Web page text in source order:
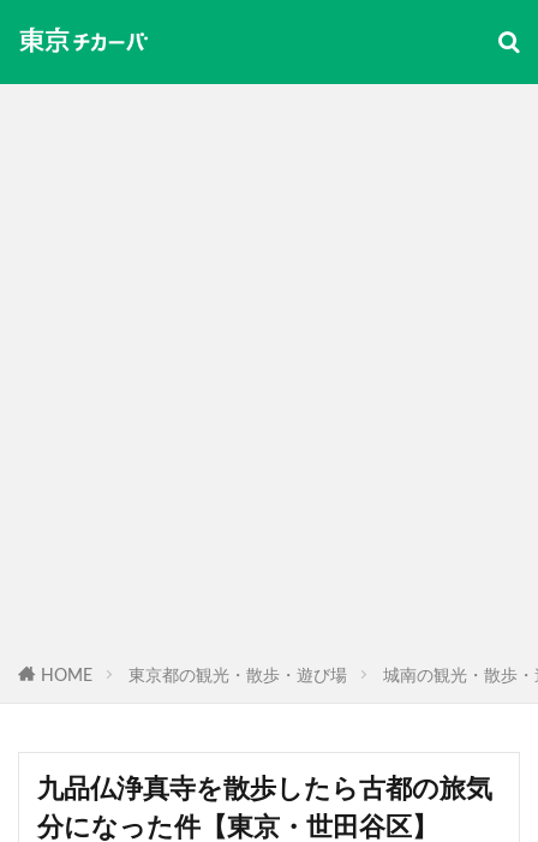
HOME 東京都の観光・散歩・遊び場 城南の観光・散歩
九品仏浄真寺を散歩したら古都の旅気
分になった件【東京・世田谷区】